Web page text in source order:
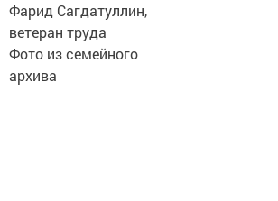
Фарид Сагдатуллин,
ветеран труда
Фото из семейного
архива